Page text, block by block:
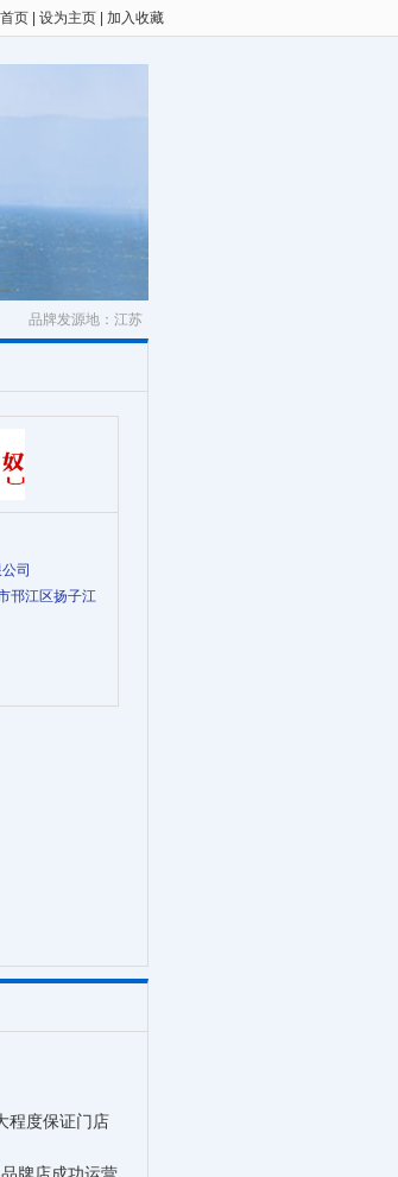
页 设为主页 加入收藏
品牌发源地：江苏
司
邗江区扬子江
程度保证门店